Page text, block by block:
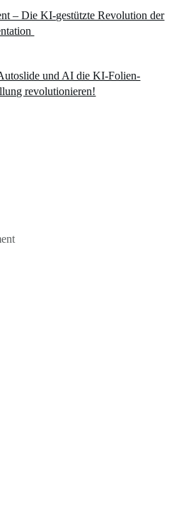
– Die KI-gestützte Revolution der
und AI die KI-Folien-
revolutionieren!